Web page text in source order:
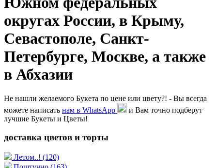
округах России, в Крыму,
Севастополе, Санкт-
Петербурге, Москве, а также
в Абхазии
Не нашли желаемого Букета по цене или цвету?! - Вы всегда
можете написать нам в WhatsApp
и Вам точно подберут
лучшие Букеты и Цветы!
доставка цветов и торты
Летом..! (120)